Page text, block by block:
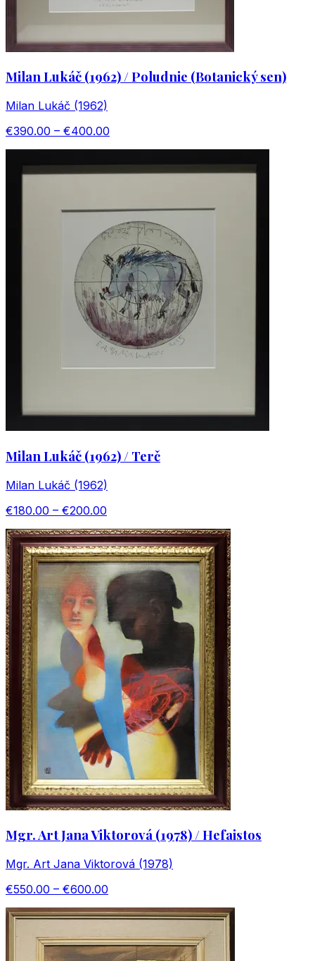
Milan Lukáč (1962) / Poludnie (Botanický sen)
Milan Lukáč (1962)
€390.00 – €400.00
Milan Lukáč (1962) / Terč
Milan Lukáč (1962)
€180.00 – €200.00
Mgr. Art Jana Viktorová (1978) / Hefaistos
Mgr. Art Jana Viktorová (1978)
€550.00 – €600.00